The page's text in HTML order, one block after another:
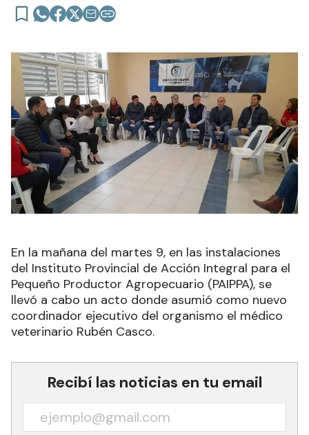
En la mañana del martes 9, en las instalaciones
del Instituto Provincial de Acción Integral para el
Pequeño Productor Agropecuario (PAIPPA), se
llevó a cabo un acto donde asumió como nuevo
coordinador ejecutivo del organismo el médico
veterinario Rubén Casco.
Recibí las noticias en tu email